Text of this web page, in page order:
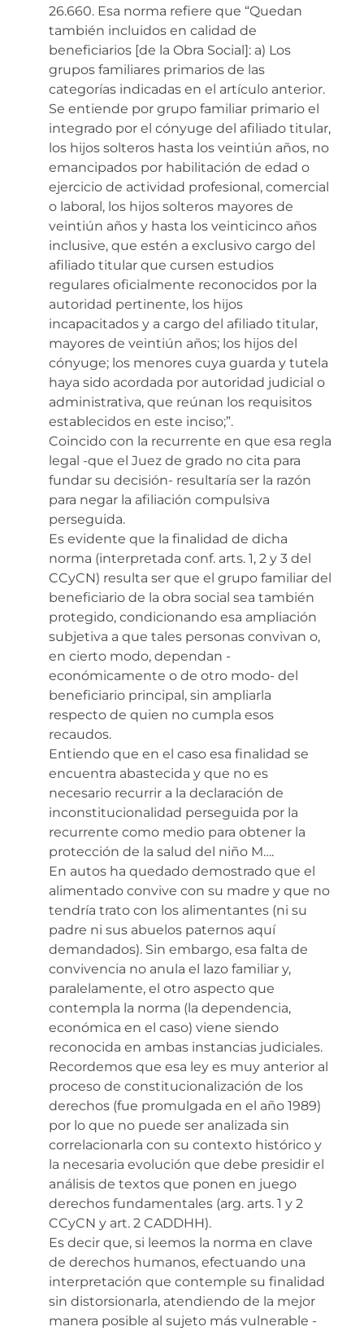
26.660. Esa norma refiere que “Quedan
también incluidos en calidad de
beneficiarios [de la Obra Social]: a) Los
grupos familiares primarios de las
categorías indicadas en el artículo anterior.
Se entiende por grupo familiar primario el
integrado por el cónyuge del afiliado titular,
los hijos solteros hasta los veintiún años, no
emancipados por habilitación de edad o
ejercicio de actividad profesional, comercial
o laboral, los hijos solteros mayores de
veintiún años y hasta los veinticinco años
inclusive, que estén a exclusivo cargo del
afiliado titular que cursen estudios
regulares oficialmente reconocidos por la
autoridad pertinente, los hijos
incapacitados y a cargo del afiliado titular,
mayores de veintiún años; los hijos del
cónyuge; los menores cuya guarda y tutela
haya sido acordada por autoridad judicial o
administrativa, que reúnan los requisitos
establecidos en este inciso;”.
Coincido con la recurrente en que esa regla
legal -que el Juez de grado no cita para
fundar su decisión- resultaría ser la razón
para negar la afiliación compulsiva
perseguida.
Es evidente que la finalidad de dicha
norma (interpretada conf. arts. 1, 2 y 3 del
CCyCN) resulta ser que el grupo familiar del
beneficiario de la obra social sea también
protegido, condicionando esa ampliación
subjetiva a que tales personas convivan o,
en cierto modo, dependan -
económicamente o de otro modo- del
beneficiario principal, sin ampliarla
respecto de quien no cumpla esos
recaudos.
Entiendo que en el caso esa finalidad se
encuentra abastecida y que no es
necesario recurrir a la declaración de
inconstitucionalidad perseguida por la
recurrente como medio para obtener la
protección de la salud del niño M….
En autos ha quedado demostrado que el
alimentado convive con su madre y que no
tendría trato con los alimentantes (ni su
padre ni sus abuelos paternos aquí
demandados). Sin embargo, esa falta de
convivencia no anula el lazo familiar y,
paralelamente, el otro aspecto que
contempla la norma (la dependencia,
económica en el caso) viene siendo
reconocida en ambas instancias judiciales.
Recordemos que esa ley es muy anterior al
proceso de constitucionalización de los
derechos (fue promulgada en el año 1989)
por lo que no puede ser analizada sin
correlacionarla con su contexto histórico y
la necesaria evolución que debe presidir el
análisis de textos que ponen en juego
derechos fundamentales (arg. arts. 1 y 2
CCyCN y art. 2 CADDHH).
Es decir que, si leemos la norma en clave
de derechos humanos, efectuando una
interpretación que contemple su finalidad
sin distorsionarla, atendiendo de la mejor
manera posible al sujeto más vulnerable -